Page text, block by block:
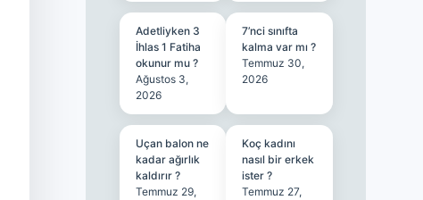
Adetliyken 3
İhlas 1 Fatiha
okunur mu ?
Ağustos 3,
2026
7’nci sınıfta
kalma var mı ?
Temmuz 30,
2026
Uçan balon ne
kadar ağırlık
kaldırır ?
Temmuz 29,
Koç kadını
nasıl bir erkek
ister ?
Temmuz 27,